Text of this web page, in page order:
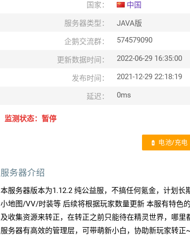
国家： 中国
服务器类型： JAVA版
企鹅交流群： 574579090
更新数据时间： 2022-06-29 16:35:00
发布时间： 2021-12-29 22:18:19
延迟： 0ms
监测状态：暂停
battery_charging_full 电池/充电
服务器介绍
本服务器版本为1.12.2 纯公益服，不搞任何氪金，计划
小地图/VV/时装等 后续将根据玩家数量更新 本服有特色
及收集资源来转正，在转正之前只能待在精灵世界，哪
服务器有高效的管理层，可带萌新小白，协助新玩家转